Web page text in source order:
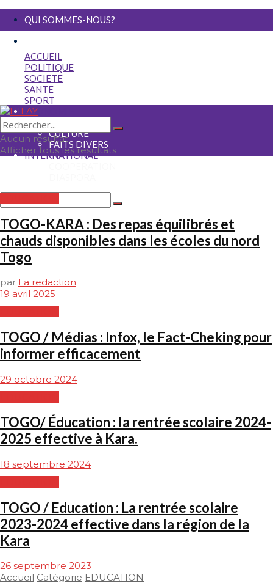
QUI SOMMES-NOUS?
ACCUEIL
POLITIQUE
SOCIETE
SANTE
SPORT
ECONOMIE
MEDIA
CULTURE
FAITS DIVERS
INTERNATIONAL
Afficher tous les résultats
Aucun résultat
Afficher tous les résultats
TOGO-KARA : Des repas équilibrés et
chauds disponibles dans les écoles du nord
Togo
par La redaction
19 avril 2025
TOGO / Médias : Infox, le Fact-Cheking pour
informer efficacement
29 octobre 2024
TOGO/ Éducation : la rentrée scolaire 2024-
2025 effective à Kara.
18 septembre 2024
TOGO / Education : La rentrée scolaire
2023-2024 effective dans la région de la
Kara
26 septembre 2023
Accueil Catégorie EDUCATION